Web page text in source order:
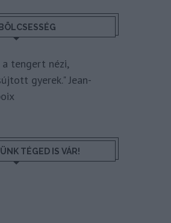
a tengert nézi,
gyerek." Jean-
TÉGED IS VÁR!